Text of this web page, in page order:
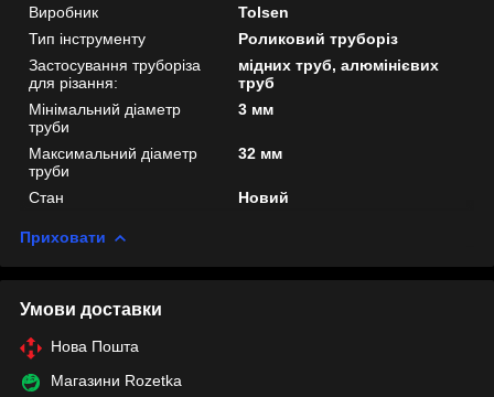
Виробник
Tolsen
Тип інструменту
Роликовий труборіз
Застосування труборіза
для різання:
мідних труб, алюмінієвих
труб
Мінімальний діаметр
труби
3 мм
Максимальний діаметр
труби
32 мм
Стан Новий
Приховати
Умови доставки
Нова Пошта
Магазини Rozetka